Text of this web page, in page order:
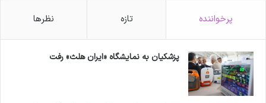
ا
ن
ق
پرخواننده تازه نظرها
پزشکیان به نمایشگاه «ایران هلث» رفت